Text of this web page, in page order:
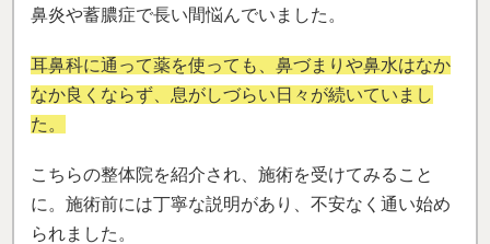
鼻炎や蓄膿症で長い間悩んでいました。
耳鼻科に通って薬を使っても、鼻づまりや鼻水はなか
なか良くならず、息がしづらい日々が続いていまし
た。
こちらの整体院を紹介され、施術を受けてみること
に。施術前には丁寧な説明があり、不安なく通い始め
られました。